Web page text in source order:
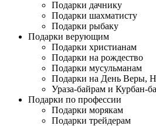
Подарки дачнику
Подарки шахматисту
Подарки рыбаку
Подарки верующим
Подарки христианам
Подарки на рождество
Подарки мусульманам
Подарки на День Веры,
Ураза-байрам и Курбан-
Подарки по профессии
Подарки морякам
Подарки трейдерам